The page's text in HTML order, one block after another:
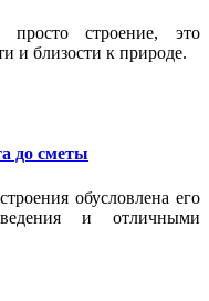
строение, это
и близости к природе.
до сметы
обусловлена его
и отличными